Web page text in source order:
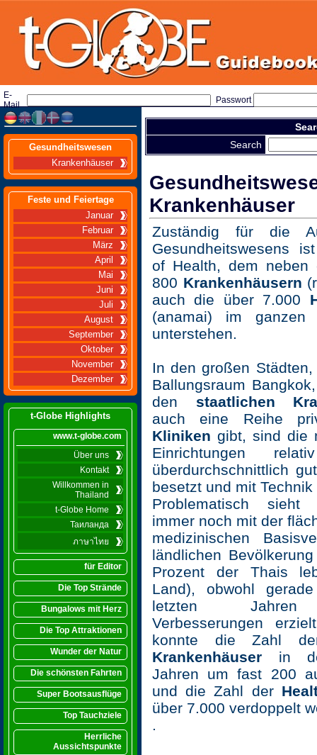
E-
Mail
Passwort
Gesundheitswesen
Krankenhäuser
Feste und Feiertage
Januar
Februar
März
April
Mai
Juni
Juli
August
September
Oktober
November
Dezember
t-Globe Highlights
www.t-globe.com
Über uns
Kontakt
Willkommen in
Thailand
t-Globe Home
Таиланда
ภาษาไทย
für Editor
Die Top Strände
Bungalows mit Herz
Die Top Attraktionen
Wunder der Natur
Die schönsten Fahrten
Super Bootsausflüge
Top Tauchziele
Herrliche
Aussichtspunkte
Search
Krankenhäuser
Zuständig für die
Gesundheitswesens
of Health, dem neben
800 Krankenhäusern
auch die über 7.000
(anamai) im ganzen
unterstehen.
In den großen
Ballungsraum
den staatlichen
auch eine Reihe
Kliniken gibt, sind die
Einrichtungen
überdurchschnittlich
besetzt und mit
Problematisch sieht
immer noch mit der
medizinischen
ländlichen
Prozent der Thais
Land), obwohl
letzten Jahren
Verbesserungen
konnte die Zahl
Krankenhäuser in
Jahren um fast 200
und die Zahl der
über 7.000 verdoppelt
.